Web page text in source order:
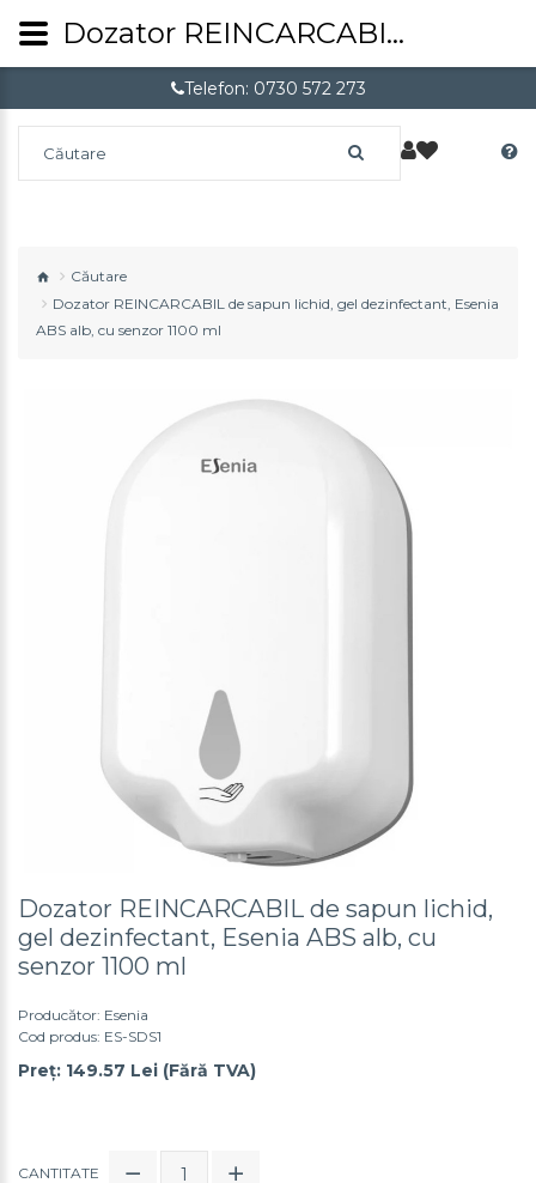
Telefon: 0730 572 273
Căutare
Dozator REINCARCABIL de sapun lichid, gel dezinfectant, Esenia
ABS alb, cu senzor 1100 ml
Dozator REINCARCABIL de sapun lichid,
gel dezinfectant, Esenia ABS alb, cu
senzor 1100 ml
Producător: Esenia
Cod produs: ES-SDS1
Preț: 149.57 Lei (Fără TVA)
CANTITATE
Dozator REINCARCABIL de sapun lichid, gel dezinfectant, Esenia ABS alb, cu senzor 1100 ml